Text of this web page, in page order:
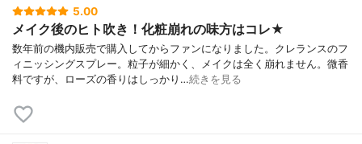
5.00
メイク後のヒト吹き！化粧崩れの味方はコレ★
数年前の機内販売で購入してからファンになりました。クレランスのフ
ィニッシングスプレー。粒子が細かく、メイクは全く崩れません。微香
料ですが、ローズの香りはしっかり…続きを見る